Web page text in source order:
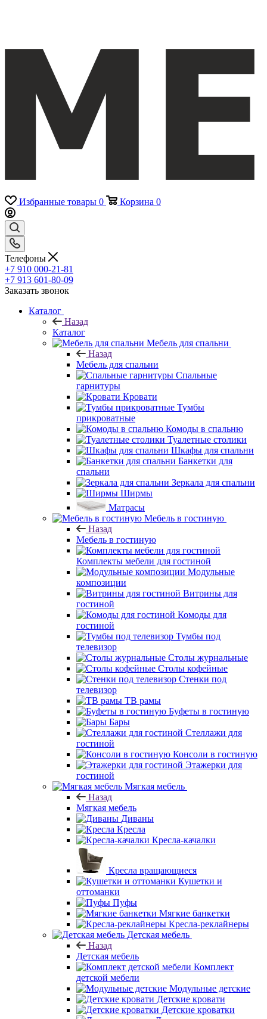
Избранные товары 0 Корзина 0
Телефоны
+7 910 000-21-81
+7 913 601-80-09
Заказать звонок
Каталог
Назад
Каталог
Мебель для спальни
Назад
Мебель для спальни
Спальные
гарнитуры
Кровати
Тумбы
прикроватные
Комоды в спальню
Туалетные столики
Шкафы для спальни
Банкетки для
спальни
Зеркала для спальни
Ширмы
Матрасы
Мебель в гостиную
Назад
Мебель в гостиную
Комплекты мебели для гостиной
Модульные
композиции
Витрины для
гостиной
Комоды для
гостиной
Тумбы под
телевизор
Столы журнальные
Столы кофейные
Стенки под
телевизор
ТВ рамы
Буфеты в гостиную
Бары
Стеллажи для
гостиной
Консоли в гостиную
Этажерки для
гостиной
Мягкая мебель
Назад
Мягкая мебель
Диваны
Кресла
Кресла-качалки
Кресла вращающиеся
Кушетки и
оттоманки
Пуфы
Мягкие банкетки
Кресла-реклайнеры
Детская мебель
Назад
Детская мебель
Комплект
детской мебели
Модульные детские
Детские кровати
Детские кроватки